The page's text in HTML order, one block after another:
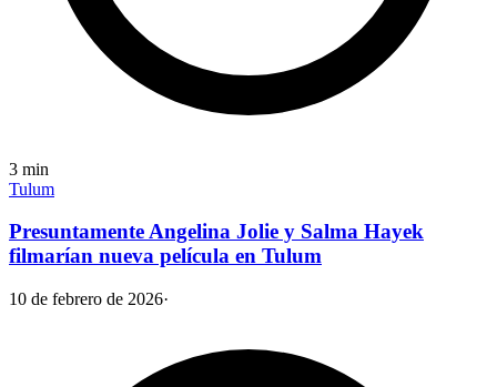
3 min
Tulum
Presuntamente Angelina Jolie y Salma Hayek
filmarían nueva película en Tulum
10 de febrero de 2026·